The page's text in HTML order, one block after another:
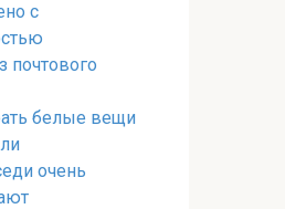
с
почтового
белые вещи
очень